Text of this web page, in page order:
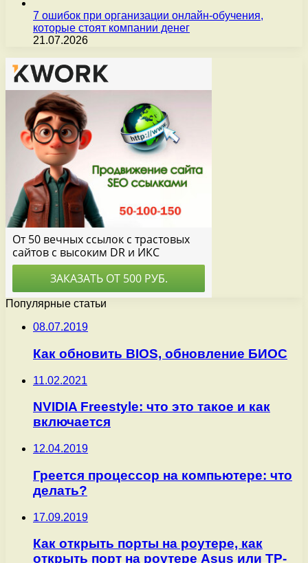
7 ошибок при организации онлайн-обучения,
которые стоят компании денег
21.07.2026
Популярные статьи
08.07.2019
Как обновить BIOS, обновление БИОС
11.02.2021
NVIDIA Freestyle: что это такое и как
включается
12.04.2019
Греется процессор на компьютере: что
делать?
17.09.2019
Как открыть порты на роутере, как
открыть порт на роутере Asus или TP-